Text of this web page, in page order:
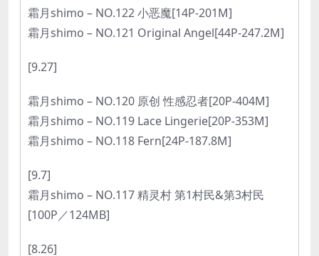
霜月shimo – NO.122 小恶魔[14P-201M]
霜月shimo – NO.121 Original Angel[44P-247.2M]
[9.27]
霜月shimo – NO.120 原创 性感忍者[20P-404M]
霜月shimo – NO.119 Lace Lingerie[20P-353M]
霜月shimo – NO.118 Fern[24P-187.8M]
[9.7]
霜月shimo – NO.117 精灵村 第1村民&第3村民
[100P／124MB]
[8.26]